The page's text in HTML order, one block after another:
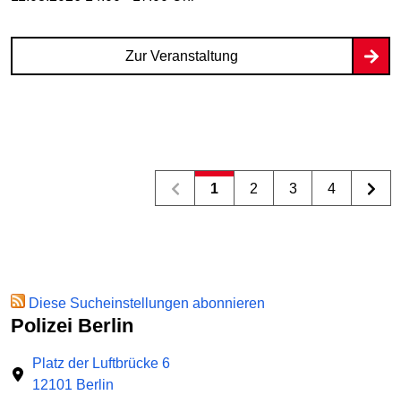
Zur Veranstaltung
1 2 3 4
Diese Sucheinstellungen abonnieren
Polizei Berlin
Platz der Luftbrücke 6
12101 Berlin